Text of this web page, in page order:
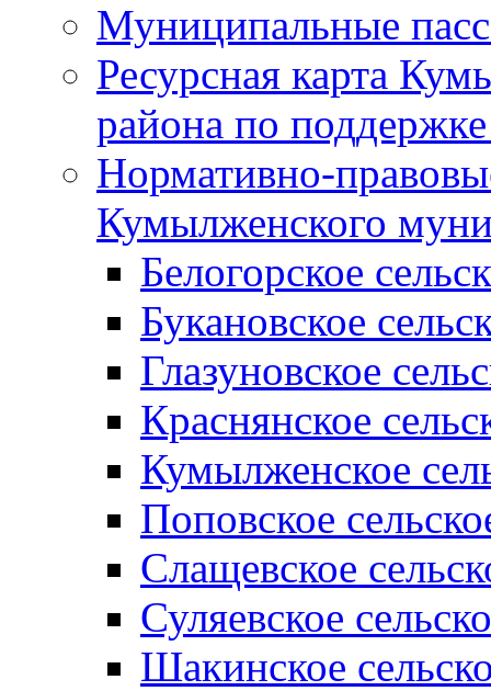
Муниципальные
Ресурсная карта
района по
Нормативно-
Кумылженского
Белогорское
Букановское
Глазуновское
Краснянское
Кумылженское
Поповское
Слащевское
Суляевское
Шакинское